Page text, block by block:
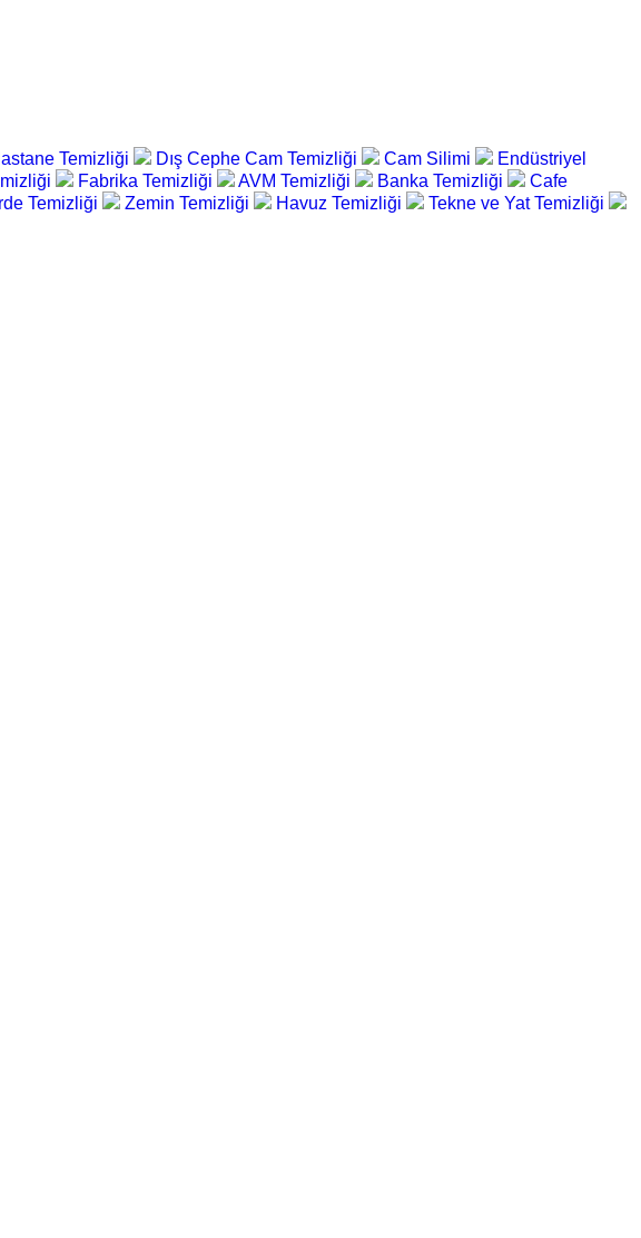
Temizliği Dış Cephe Cam Temizliği Cam Silimi
Endüstriyel
Fabrika Temizliği AVM Temizliği Banka Temizliği
Cafe
Temizliği Zemin Temizliği Havuz Temizliği
Tekne ve Yat Temizliği